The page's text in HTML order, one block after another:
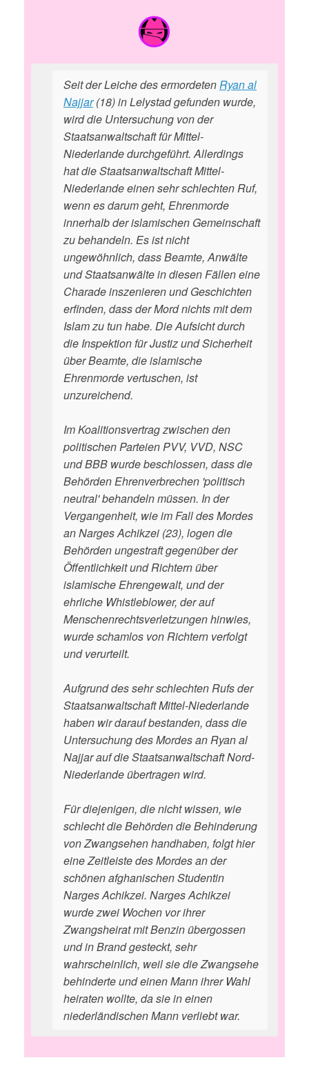
Seit der Leiche des ermordetenRyan al
Najjar(18) in Lelystad gefunden wurde,
wird die Untersuchung von der
Staatsanwaltschaft für Mittel-
Niederlande durchgeführt. Allerdings
hat die Staatsanwaltschaft Mittel-
Niederlande einen sehr schlechten Ruf,
wenn es darum geht, Ehrenmorde
innerhalb der islamischen Gemeinschaft
zu behandeln. Es ist nicht
ungewöhnlich, dass Beamte, Anwälte
und Staatsanwälte in diesen Fällen eine
Charade inszenieren und Geschichten
erfinden, dass der Mord nichts mit dem
Islam zu tun habe. Die Aufsicht durch
die Inspektion für Justiz und Sicherheit
über Beamte, die islamische
Ehrenmorde vertuschen, ist
unzureichend.
Im Koalitionsvertrag zwischen den
politischen Parteien PVV, VVD, NSC
und BBB wurde beschlossen, dass die
Behörden Ehrenverbrechen 'politisch
neutral' behandeln müssen. In der
Vergangenheit, wie im Fall des Mordes
an Narges Achikzei (23), logen die
Behörden ungestraft gegenüber der
Öffentlichkeit und Richtern über
islamische Ehrengewalt, und der
ehrliche Whistleblower, der auf
Menschenrechtsverletzungen hinwies,
wurde schamlos von Richtern verfolgt
und verurteilt.
Aufgrund des sehr schlechten Rufs der
Staatsanwaltschaft Mittel-Niederlande
haben wir darauf bestanden, dass die
Untersuchung des Mordes an Ryan al
Najjar auf die Staatsanwaltschaft Nord-
Niederlande übertragen wird.
Für diejenigen, die nicht wissen, wie
schlecht die Behörden die Behinderung
von Zwangsehen handhaben, folgt hier
eine Zeitleiste des Mordes an der
schönen afghanischen Studentin
Narges Achikzei. Narges Achikzei
wurde zwei Wochen vor ihrer
Zwangsheirat mit Benzin übergossen
und in Brand gesteckt, sehr
wahrscheinlich, weil sie die Zwangsehe
behinderte und einen Mann ihrer Wahl
heiraten wollte, da sie in einen
niederländischen Mann verliebt war.